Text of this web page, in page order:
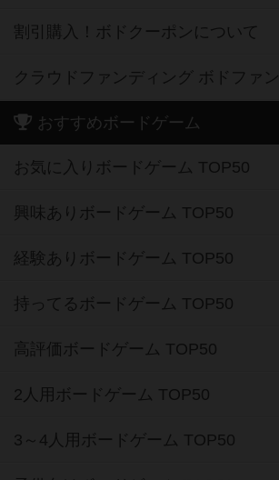
割引購入！ボドクーポンについて
クラウドファンディング ボドファン
おすすめボードゲーム
お気に入りボードゲーム TOP50
興味ありボードゲーム TOP50
経験ありボードゲーム TOP50
持ってるボードゲーム TOP50
高評価ボードゲーム TOP50
2人用ボードゲーム TOP50
3～4人用ボードゲーム TOP50